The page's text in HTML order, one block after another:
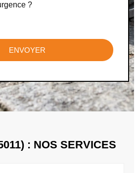
?
ENVOYER
: NOS SERVICES